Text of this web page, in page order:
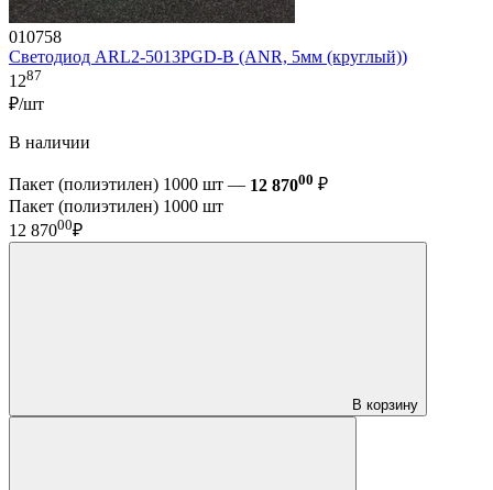
010758
Светодиод ARL2-5013PGD-B (ANR, 5мм (круглый))
1287
₽/шт
В наличии
Пакет (полиэтилен) 1000 шт — 12 87000 ₽
Пакет (полиэтилен) 1000 шт
12 87000₽
В корзину